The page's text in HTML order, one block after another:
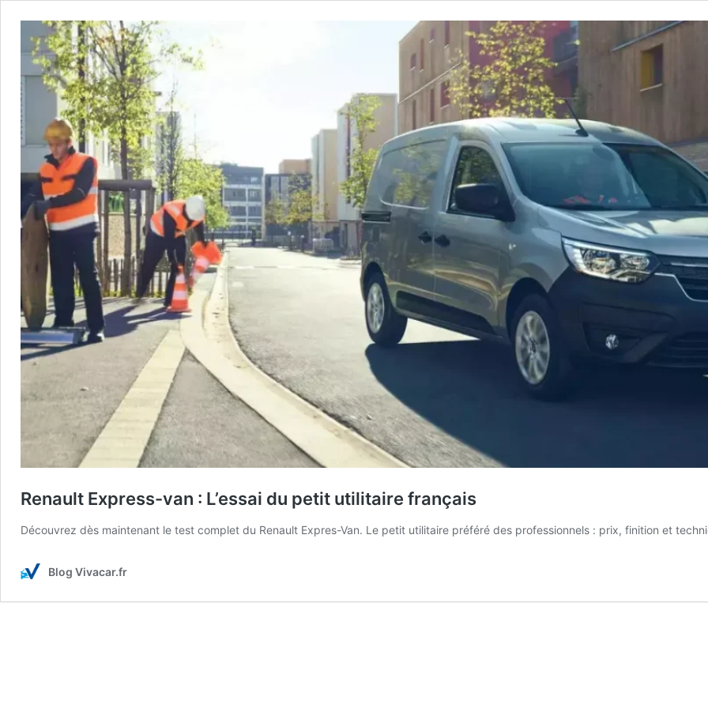
Renault Express-van : L’essai du petit utilitaire français
Découvrez dès maintenant le test complet du Renault Expres-Van. Le petit utilitaire préféré des professionnels : prix, finition et
Blog Vivacar.fr